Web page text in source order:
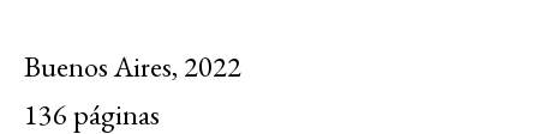
Buenos Aires, 2022
136 páginas